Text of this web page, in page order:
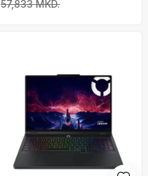
512GB SSD, NVIDIA GeForce
57,833 MKD.